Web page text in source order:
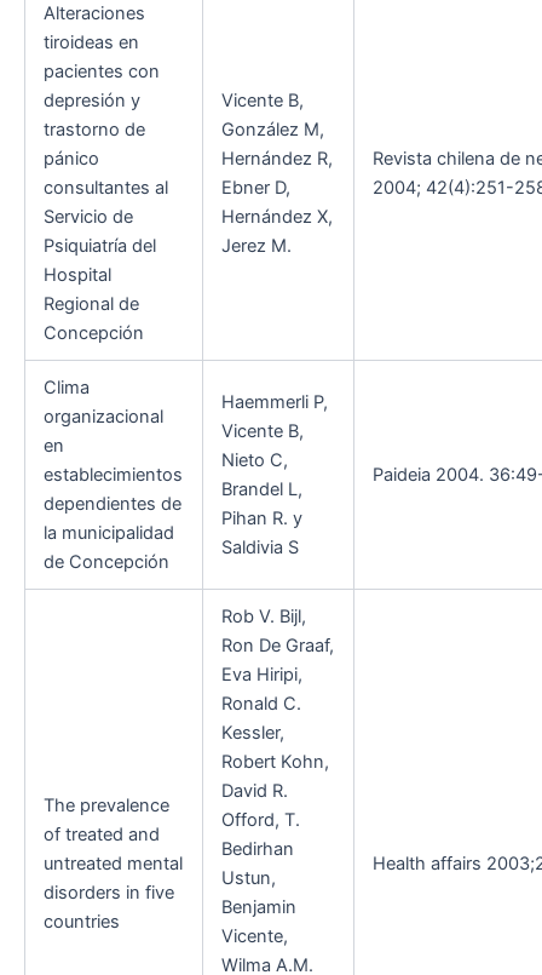
Alteraciones
tiroideas en
pacientes con
depresión y
trastorno de
pánico
consultantes al
Servicio de
Psiquiatría del
Hospital
Regional de
Concepción
Vicente B,
González M,
Hernández R,
Ebner D,
Hernández X,
Jerez M.
Revista chilena de
2004; 42(4):251-
Clima
organizacional
en
establecimientos
dependientes de
la municipalidad
de Concepción
Haemmerli P,
Vicente B,
Nieto C,
Brandel L,
Pihan R. y
Saldivia S
Paideia 2004.
The prevalence
of treated and
untreated mental
disorders in five
countries
Rob V. Bijl,
Ron De Graaf,
Eva Hiripi,
Ronald C.
Kessler,
Robert Kohn,
David R.
Offord, T.
Bedirhan
Ustun,
Benjamin
Vicente,
Wilma A.M.
Health affairs